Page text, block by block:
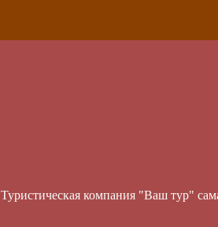
Туристическая компания "Ваш тур"